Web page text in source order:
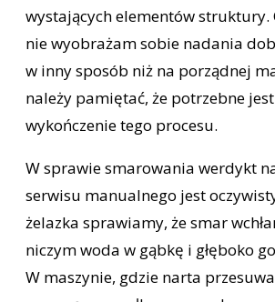
wystających elementów struktury.
nie wyobrażam sobie nadania
w inny sposób niż na porządnej
należy pamiętać, że potrzebne
wykończenie tego procesu.
W sprawie smarowania werdykt
serwisu manualnego jest
żelazka sprawiamy, że smar
niczym woda w gąbkę i głęboko
W maszynie, gdzie narta